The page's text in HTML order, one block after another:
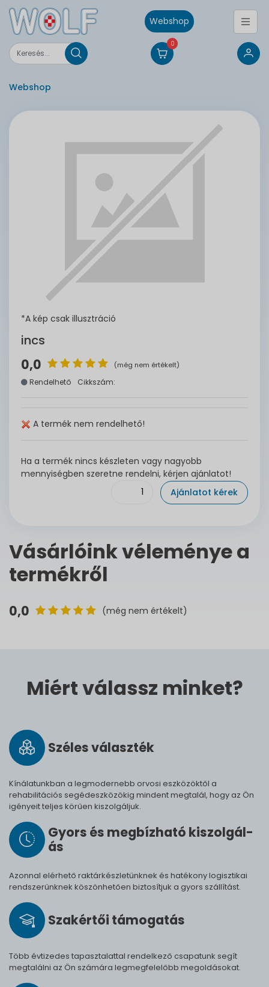
Webshop
0
Webshop
*A kép csak illusztráció
incs
0,0 (még nem értékelt)
Rendelhető Cikkszám:
A termék nem rendelhető!
Ha a termék nincs készleten vagy nagyobb
mennyiségben szeretne rendelni, kérjen ajánlatot!
Ajánlatot kérek
Vásárlóink véleménye a
termékről
0,0 (még nem értékelt)
Miért válassz minket?
Széles vá­lasz­ték
Kínálatunkban a legmodernebb orvosi eszközöktől a
rehabilitációs segédeszközökig mindent megtalál, hogy az Ön
igényeit teljes körűen kiszolgáljuk.
Gyors és meg­bíz­ha­tó ki­szol­gál­
ás
Azonnal elérhető raktárkészletünknek és hatékony logisztikai
rendszerünknek köszönhetően biztosítjuk a gyors szállítást.
Szak­értői tá­mo­ga­tás
Több évtizedes tapasztalattal rendelkező csapatunk segít
megtalálni az Ön számára legmegfelelőbb megoldásokat.